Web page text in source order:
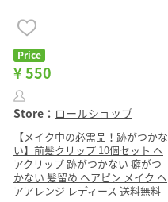
Price
¥ 550
Store： ロールショップ
【メイク中の必需品！跡がつかな
い】前髪クリップ 10個セット ヘ
アクリップ 跡がつかない 癖がつ
かない 髪留め ヘアピン メイク ヘ
アアレンジ レディース 送料無料